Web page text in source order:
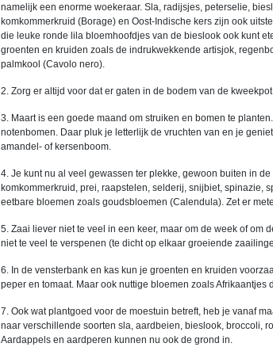
namelijk een enorme woekeraar. Sla, radijsjes, peterselie,
komkommerkruid (Borage) en Oost-Indische kers zijn ook
die leuke ronde lila bloemhoofdjes van de bieslook ook kunt
groenten en kruiden zoals de indrukwekkende artisjok,
palmkool (Cavolo nero).
2. Zorg er altijd voor dat er gaten in de bodem van de
3. Maart is een goede maand om struiken en bomen te
notenbomen. Daar pluk je letterlijk de vruchten van en je
amandel- of kersenboom.
4. Je kunt nu al veel gewassen ter plekke, gewoon buiten in
komkommerkruid, prei, raapstelen, selderij, snijbiet, spinazie,
eetbare bloemen zoals goudsbloemen (Calendula). Zet er
5. Zaai liever niet te veel in een keer, maar om de week of om
niet te veel te verspenen (te dicht op elkaar groeiende
6. In de vensterbank en kas kun je groenten en kruiden
peper en tomaat. Maar ook nuttige bloemen zoals
7. Ook wat plantgoed voor de moestuin betreft, heb je vanaf
naar verschillende soorten sla, aardbeien, bieslook, broccoli,
Aardappels en aardperen kunnen nu ook de grond in.